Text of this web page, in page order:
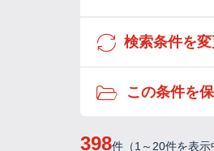
検索条件を
この条件を
398件（1～20件を表示